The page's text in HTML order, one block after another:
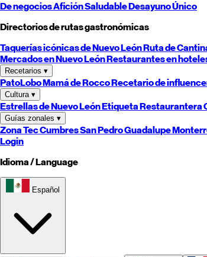
De negociosAficiónSaludableDesayunoÚnico
Directorios de rutas gastronómicas
Taquerías icónicas deNuevo LeónRuta de
Mercados enNuevo LeónRestaurantes en
Recetarios ▾
PatoLoboMamá de RoccoRecetario de
Cultura ▾
Estrellas deNuevo LeónEtiqueta Restaurantera
Guías zonales ▾
Zona TecCumbresSan PedroGuadalupe
Login
Idioma / Language
Español